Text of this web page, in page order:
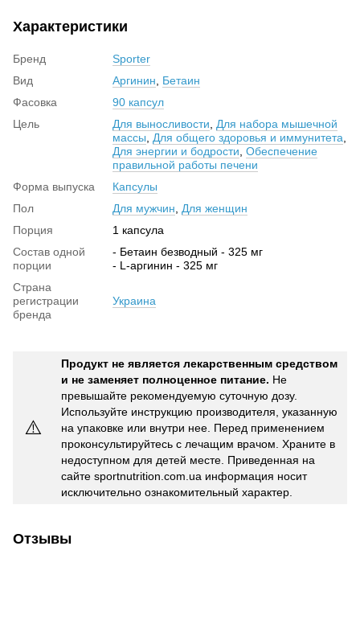
Характеристики
Бренд
Sporter
Вид
Аргинин, Бетаин
Фасовка
90 капсул
Цель
Для выносливости, Для набора мышечной
массы, Для общего здоровья и иммунитета,
Для энергии и бодрости, Обеспечение
правильной работы печени
Форма выпуска
Капсулы
Пол
Для мужчин, Для женщин
Порция
1 капсула
Состав одной
порции
- Бетаин безводный - 325 мг
- L-аргинин - 325 мг
Страна
регистрации
бренда
Украина
⚠️
Продукт не является лекарственным средством
и не заменяет полноценное питание. Не
превышайте рекомендуемую суточную дозу.
Используйте инструкцию производителя, указанную
на упаковке или внутри нее. Перед применением
проконсультируйтесь с лечащим врачом. Храните в
недоступном для детей месте. Приведенная на
сайте sportnutrition.com.ua информация носит
исключительно ознакомительный характер.
Отзывы